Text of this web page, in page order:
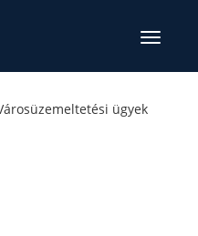
Toggle
ügyek